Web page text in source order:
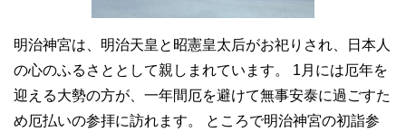
明治神宮は、明治天皇と昭憲皇太后がお祀りされ、日本人
の心のふるさととして親しまれています。 1月には厄年を
迎える大勢の方が、一年間厄を避けて無事安泰に過ごすた
め厄払いの参拝に訪れます。 ところで明治神宮の初詣参